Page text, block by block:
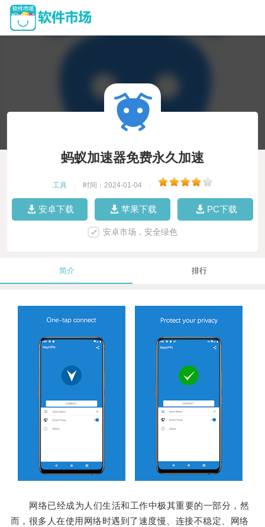
蚂蚁加速器免费永久加速
工具 时间：2024-01-04
安卓下载 苹果下载 PC下载
安卓市场，安全绿色
简介 排行
网络已经成为人们生活和工作中极其重要的一部分，然
而，很多人在使用网络时遇到了速度慢、连接不稳定、网络